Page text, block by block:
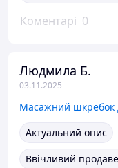
Коментарі 0
Людмила Б.
03.11.2025
Актуальний опис
Ввічливий